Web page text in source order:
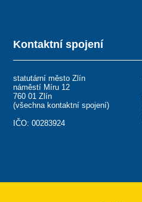
Kontaktní spojení
statutární město Zlín
náměstí Míru 12
760 01 Zlín
(všechna kontaktní spojení)
IČO: 00283924